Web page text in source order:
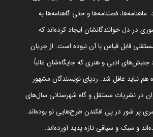
فصلنامه‌ها و حتی گاهنامه‌ها به
در دل خوانندگانشان ایجاد کرده‌اند که
قابل قیاس با آن نبوده است. از جریان
جنبش‌های ادبی و هنری که جایگاه‌شان غالباً
نباید غافل شد. ردپای نویسندگان مشهور
در نشریات مستقل و گاه شهرستانی سال‌های
پر شور در پی افکندن طرح‌هایی نو بوده‌اند.
و سبک و سیاقی تازه پدید آورده‌اند.